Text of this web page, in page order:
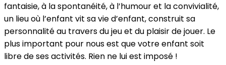
fantaisie, à la spontanéité, à l’humour et la convivialité,
un lieu où l’enfant vit sa vie d’enfant, construit sa
personnalité au travers du jeu et du plaisir de jouer. Le
plus important pour nous est que votre enfant soit
libre de ses activités. Rien ne lui est imposé !